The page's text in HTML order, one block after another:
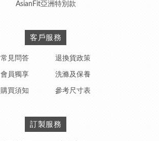
AsianFit亞洲特別款
客戶服務
常見問答 退換貨政策
會員獨享 洗滌及保養
購買須知 參考尺寸表
訂製服務